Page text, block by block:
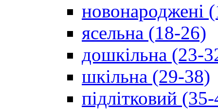
новонароджені
ясельна (18-26)
дошкільна (23-
шкільна (29-38)
підлітковий